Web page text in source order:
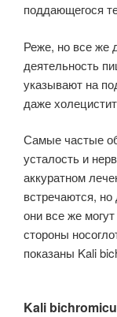
поддающегося
Реже, но все же
деятельность
указывают на
даже
Самые частые
усталость и
аккуратном
встречают­ся,
они все же
стороны
показаны Kali
Kali